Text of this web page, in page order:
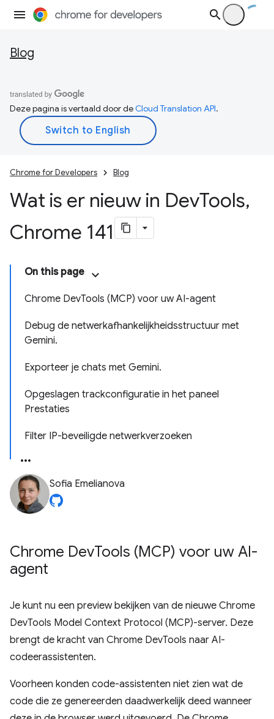
Blog
Deze pagina is vertaald door deCloud Translation API.
Chrome for Developers Blog
Wat is er nieuw in DevTools,
Chrome 141
On this page
Chrome DevTools (MCP) voor uw AI-agent
Debug de netwerkafhankelijkheidsstructuur met
Gemini.
Exporteer je chats met Gemini.
Opgeslagen trackconfiguratie in het paneel
Prestaties
Filter IP-beveiligde netwerkverzoeken
Sofia Emelianova
Chrome DevTools (MCP) voor uw AI-
agent
Je kunt nu een preview bekijken van de nieuwe Chrome
DevTools Model Context Protocol (MCP)-server. Deze
brengt de kracht van Chrome DevTools naar AI-
codeerassistenten.
Voorheen konden code-assistenten niet zien wat de
code die ze genereerden daadwerkelijk deed wanneer